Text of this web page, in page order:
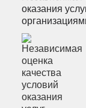
оказания